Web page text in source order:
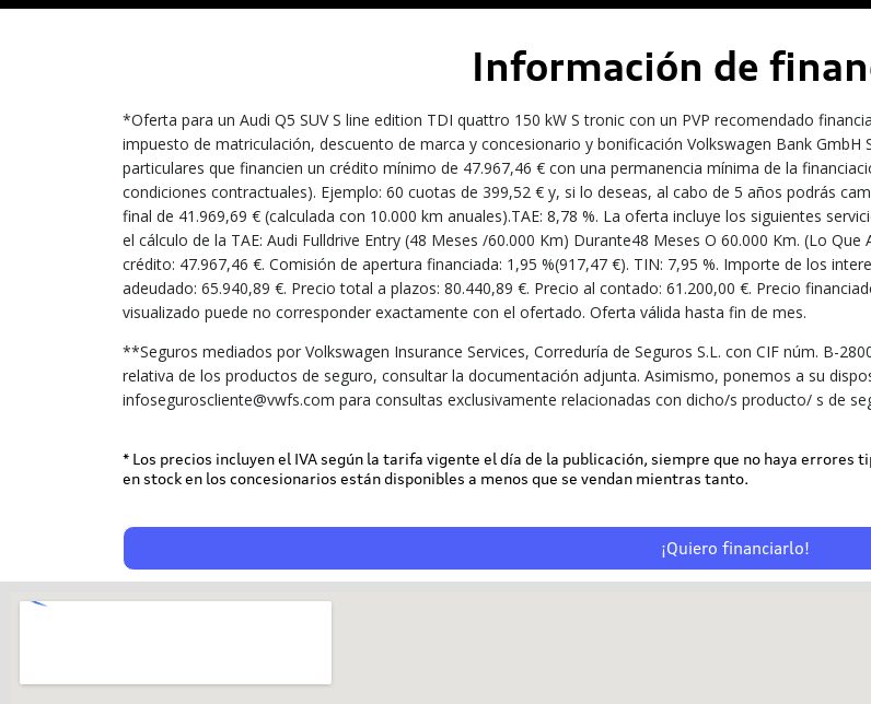
Información de
*Oferta para un Audi Q5 SUV S line edition TDI quattro 150 kW S tronic con un PVP recomendado
impuesto de matriculación, descuento de marca y concesionario y bonificación Volkswagen Bank GmbH
particulares que financien un crédito mínimo de 47.967,46 € con una permanencia mínima de la
condiciones contractuales). Ejemplo: 60 cuotas de 399,52 € y, si lo deseas, al cabo de 5 años podrás
final de 41.969,69 € (calculada con 10.000 km anuales).TAE: 8,78 %. La oferta incluye los siguientes
el cálculo de la TAE: Audi Fulldrive Entry (48 Meses /60.000 Km) Durante48 Meses O 60.000 Km. (Lo
crédito: 47.967,46 €. Comisión de apertura financiada: 1,95 %(917,47 €). TIN: 7,95 %. Importe de los
adeudado: 65.940,89 €. Precio total a plazos: 80.440,89 €. Precio al contado: 61.200,00 €. Precio
visualizado puede no corresponder exactamente con el ofertado. Oferta válida hasta fin de mes.
**Seguros mediados por Volkswagen Insurance Services, Correduría de Seguros S.L. con CIF núm. B-
relativa de los productos de seguro, consultar la documentación adjunta. Asimismo, ponemos a su
infoseguroscliente@vwfs.com para consultas exclusivamente relacionadas con dicho/s producto/ s de
* Los precios incluyen el IVA según la tarifa vigente el día de la publicación, siempre que no haya
en stock en los concesionarios están disponibles a menos que se vendan mientras tanto.
¡Quiero financiarlo!